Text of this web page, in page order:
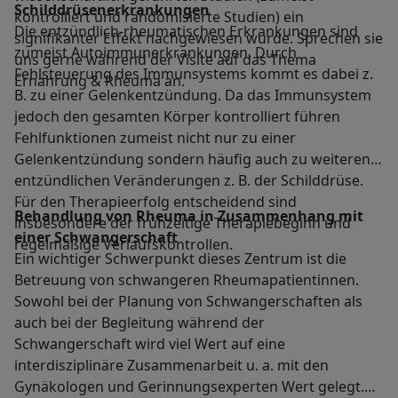
kontrolliert und randomisierte Studien) ein
signifikanter Effekt nachgewiesen wurde. Sprechen sie
uns gerne während der Visite auf das Thema
Ernährung & Rheuma an.
Schilddrüsenerkrankungen
Die entzündlich-rheumatischen Erkrankungen sind
zumeist Autoimmunerkrankungen. Durch
Fehlsteuerung des Immunsystems kommt es dabei z.
B. zu einer Gelenkentzündung. Da das Immunsystem
jedoch den gesamten Körper kontrolliert führen
Fehlfunktionen zumeist nicht nur zu einer
Gelenkentzündung sondern häufig auch zu weiteren
entzündlichen Veränderungen z. B. der Schilddrüse.
Für den Therapieerfolg entscheidend sind
insbesondere der frühzeitige Therapiebeginn und
regelmäßige Verlaufskontrollen.
Behandlung von Rheuma in Zusammenhang mit
einer Schwangerschaft
Ein wichtiger Schwerpunkt dieses Zentrum ist die
Betreuung von schwangeren Rheumapatientinnen.
Sowohl bei der Planung von Schwangerschaften als
auch bei der Begleitung während der
Schwangerschaft wird viel Wert auf eine
interdisziplinäre Zusammenarbeit u. a. mit den
Gynäkologen und Gerinnungsexperten Wert gelegt.